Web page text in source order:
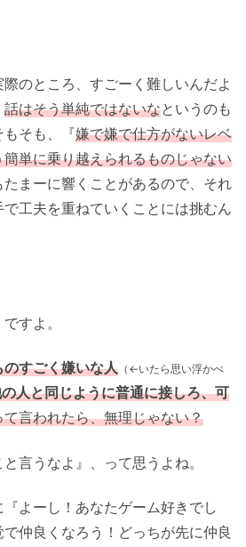
のところ、すごーく難しいんだよ
話はそう単純ではないなというのも
そも、『嫌で嫌で仕方がないレベ
単に乗り越えられるものじゃない
まーに響くことがあるので、それ
工夫を重ねていくことには挑むん
すよ。
すごく嫌いな人 （←いたら思い浮かべ
人と同じように普通に接しろ、可
て言われたら、無理じゃない？
言うなよ』、って思うよね。
よーし！あなたゲーム好きでし
仲良くなろう！どっちが先に仲良